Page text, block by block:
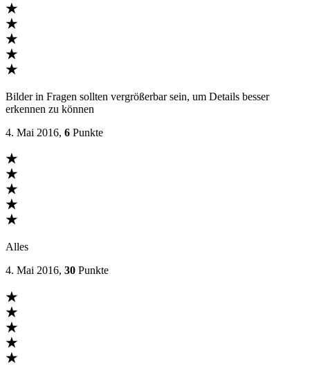
★
★
★
★
★
Bilder in Fragen sollten vergrößerbar sein, um Details besser
erkennen zu können
4. Mai 2016, 6 Punkte
★
★
★
★
★
Alles
4. Mai 2016, 30 Punkte
★
★
★
★
★